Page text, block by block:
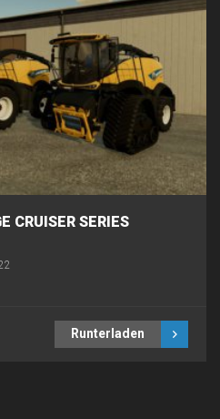
CRUISER SERIES
Runterladen